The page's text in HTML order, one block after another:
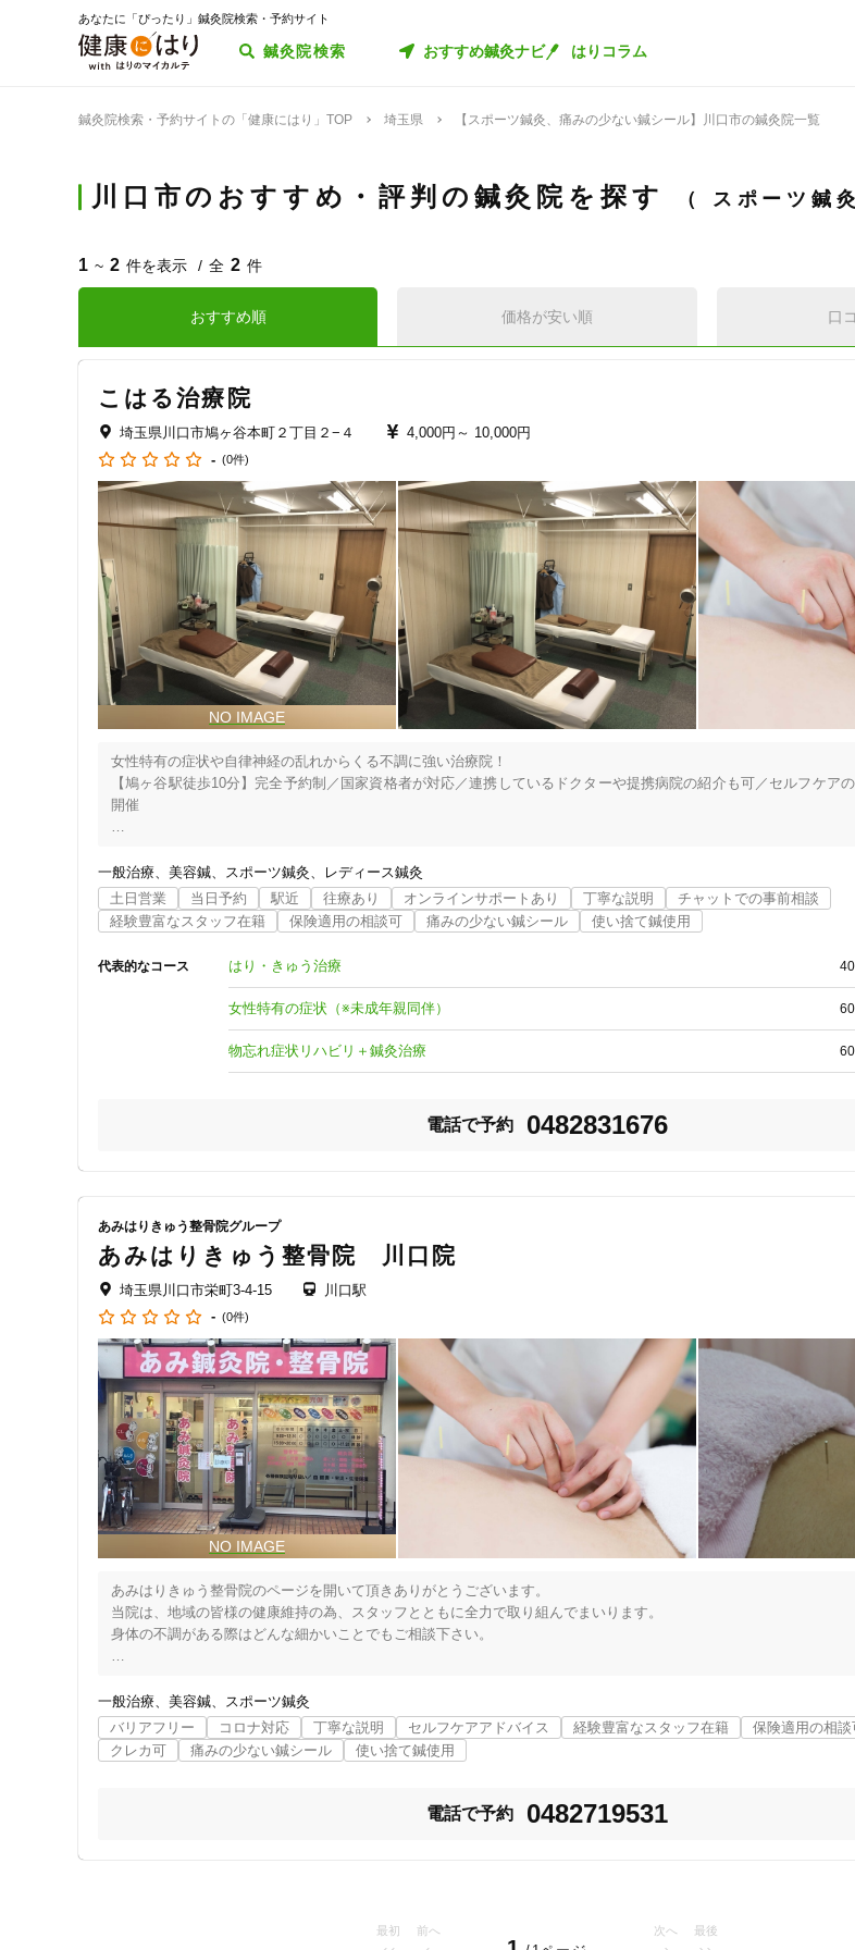
あなたに「ぴったり」鍼灸院検索・予約サイト
鍼灸院検索 おすすめ鍼灸ナビ はりコラム
鍼灸院検索・予約サイトの「健康にはり」TOP 埼玉県 【スポーツ鍼灸、痛みの少ない鍼シール】川口市の鍼灸院一覧
川口市のおすすめ・評判の鍼灸院を探す スポーツ鍼
住所
1 ~ 2 件を表示 全 2 件
おすすめ順 価格が安い順 口
こはる治療院
埼玉県川口市鳩ヶ谷本町２丁目２−４ 4,000円～ 10,000円
- (0件)
女性特有の症状や自律神経の乱れからくる不調に強い治療院！
【鳩ヶ谷駅徒歩10分】完全予約制／国家資格者が対応／連携しているドクターや提携病院の紹介も可／セルフケア
開催
大切な1日1日を笑顔で過ごすお手伝い！
いつまでも自分らしく生きませんか？
・‥…━━━━━━━━━━━━━━━━━
【こはる治療院】は、
女性特有の症状や自律神経の乱れからくる不調、
物忘れ症状への施術に力を入れております。
効果がなくても諦めずに、という思いを込めています。
プロスポーツ選手など
多くの方々に施術を行ってきました。
その数はなんと約2万5千人！
豊富な経験を活かして、
一人でも多くの方の健康寿命を延ばすために
全力を尽くします。
∵∵∵∵∵∵∵∵∵∵∵∵∵∵∵∵∵∵∵∵∵∵∵∵
当院は、鳩ヶ谷駅の東口から
徒歩10分の場所にございます。
目の前にセブンイレブン鳩ヶ谷本町店がありますので
そちらを目印にお越しください。
∴∴∴∴∴∴∴∴∴∴∴∴∴∴∴∴∴∴∴∴∴∴∴∴
一般治療 美容鍼 スポーツ鍼灸
レディース鍼灸
土日営業
当日予約 駅近 往療あり オンラインサポートあり 丁寧な説明
チャットでの事前相談
経験豊富なスタッフ在籍
保険適用の相談可 痛みの少ない鍼シール 使い捨て鍼使用
代表的なコース はり・きゅう治療
女性特有の症状（※未成年親同伴）
物忘れ症状リハビリ＋鍼灸治療
電話で予約 0482831676
あみはりきゅう整骨院グループ
あみはりきゅう整骨院 川口院
埼玉県川口市栄町3-4-15
川口駅
- (0件)
あみはりきゅう整骨院のページを開いて頂きありがとうございます。
当院は、地域の皆様の健康維持の為、スタッフとともに全力で取り組んでまいります。
身体の不調がある際はどんな細かいことでもご相談下さい。
美容鍼は、完全予約制となっています。
ご予約は、お電話又はLINE（HPから登録お願いします）で受付けております。
HP: https://ami.gr.jp/store-search/kw/
一般治療 美容鍼
スポーツ鍼灸
バリアフリー
コロナ対応 丁寧な説明 セルフケアアドバイス 経験豊富なスタッフ在籍 保険適用の相談
クレカ可
痛みの少ない鍼シール 使い捨て鍼使用
電話で予約 0482719531
最初 前へ 次へ 最後